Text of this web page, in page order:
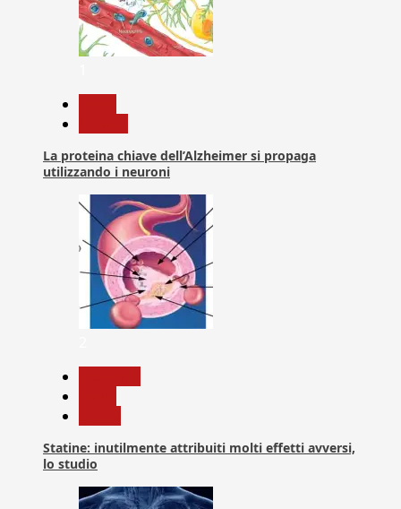
La proteina chiave dell’Alzheimer si propaga
utilizzando i neuroni
Statine: inutilmente attribuiti molti effetti avversi,
lo studio